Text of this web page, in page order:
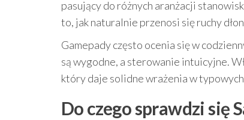
pasujący do różnych aranżacji
to, jak naturalnie przenosi się ruchy
Gamepady często ocenia się w
są wygodne, a sterowanie intuicyjne.
który daje solidne wrażenia w
Do czego sprawdzi się